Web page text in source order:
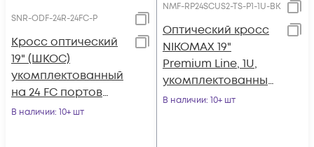
SNR-ODF-24R-24FC-P
Кросс оптический
19" (ШКОС)
укомплектованный
на 24 FC портов
(комплект с
В наличии: 10+ шт
NMF-RP24SCUS2-TS-P1-1U-BK
Оптический кросс
NIKOMAX 19"
Premium Line, 1U,
укомплектованный
на 24 порта SC/UPC
В наличии: 10+ шт